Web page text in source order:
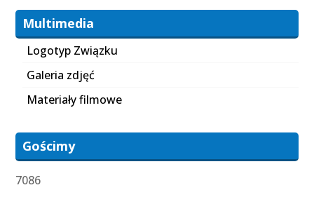
Multimedia
Logotyp Związku
Galeria zdjęć
Materiały filmowe
Gościmy
7086